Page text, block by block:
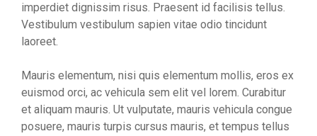
imperdiet dignissim risus. Praesent id facilisis tellus.
Vestibulum vestibulum sapien vitae odio tincidunt
laoreet.
Mauris elementum, nisi quis elementum mollis, eros ex
euismod orci, ac vehicula sem elit vel lorem. Curabitur
et aliquam mauris. Ut vulputate, mauris vehicula congue
posuere, mauris turpis cursus mauris, et tempus tellus